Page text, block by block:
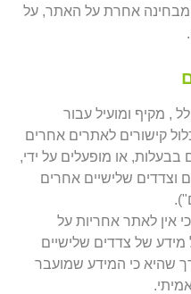
מבחינה אחרת על האתר, על
, מקיף ומועיל עבור
קישורים לאתרים אחרים
או מופעלים על ידי,
וצדדים שלישיים אחרים
אין לאתר אחריות על
מידע של צדדים שלישיים
שהיא כי המידע שמועבר